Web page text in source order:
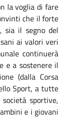
la voglia di fare
che il forte
sia il segno del
ai valori veri
continuerà
e a sostenere il
(dalla Corsa
Sport, a tutte
sportive,
e i giovani